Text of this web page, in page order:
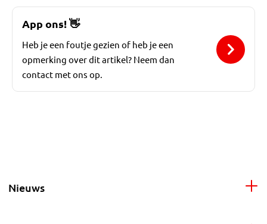
App ons!👋
Heb je een foutje gezien of heb je een
opmerking over dit artikel? Neem dan
contact met ons op.
Nieuws